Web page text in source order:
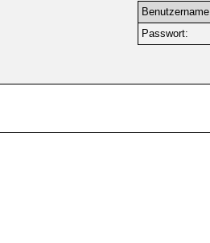
Passwort: